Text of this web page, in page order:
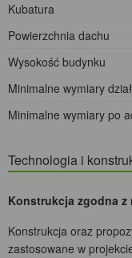
Kubatura
Powierzchnia dachu
Wysokość budynku
Minimalne wymiary
Minimalne wymiary po
Technologia i
Konstrukcja zgodna z
Konstrukcja oraz
zastosowane w